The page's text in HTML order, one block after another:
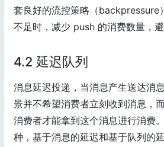
套良好的流控策略（backpressure
不足时，减少 push 的消费数量，避
4.2 延迟队列
消息延迟投递，当消息产生送达消
景并不希望消费者立刻收到消息，
消费者才能拿到这个消息进行消费
种，基于消息的延迟和基于队列的